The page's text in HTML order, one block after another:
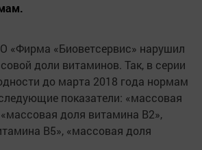
«Фирма «Биоветсервис» нарушил
доли витаминов. Так, в серии
до марта 2018 года нормам
показатели: «массовая
доля витамина В2»,
В5», «массовая доля